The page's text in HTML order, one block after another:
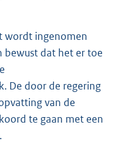
wordt ingenomen
bewust dat het er toe
De door de regering
van de
te gaan met een